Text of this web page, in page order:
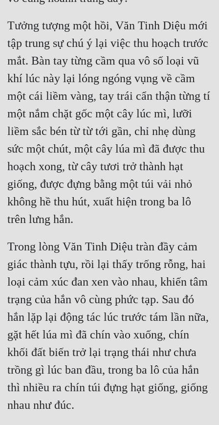
Tưởng tượng một hồi, Văn Tinh Diệu mới
tập trung sự chú ý lại việc thu hoạch trước
mắt. Bàn tay từng cầm qua vô số loại vũ
khí lúc này lại lóng ngóng vụng về cầm
một cái liềm vàng, tay trái cẩn thận từng tí
một nắm chặt gốc một cây lúc mì, lưỡi
liềm sắc bén từ từ tới gần, chỉ nhẹ dùng
sức một chút, một cây lúa mì đã được thu
hoạch xong, từ cây tươi trở thành hạt
giống, được đựng bằng một túi vải nhỏ
không hề thu hút, xuất hiện trong ba lô
Trong lòng Văn Tinh Diệu tràn đầy cảm
giác thành tựu, rồi lại thấy trống rỗng, hai
loại cảm xúc đan xen vào nhau, khiến tâm
trạng của hắn vô cùng phức tạp. Sau đó
hắn lặp lại động tác lúc trước tám lần nữa,
gặt hết lúa mì đã chín vào xuống, chín
khối đất biến trở lại trạng thái như chưa
trồng gì lúc ban đầu, trong ba lô của hắn
thì nhiều ra chín túi đựng hạt giống, giống